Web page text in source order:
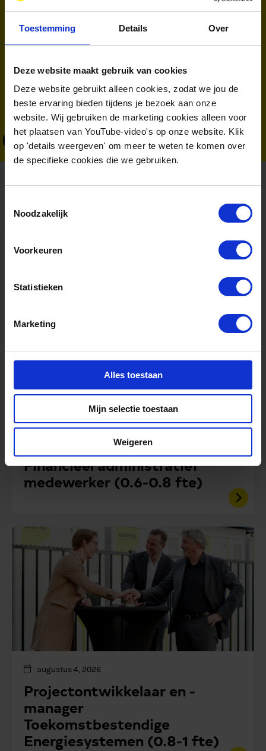
Toestemming Details Over
Deze website maakt gebruik van cookies
Deze website gebruikt alleen cookies, zodat we jou de
beste ervaring bieden tijdens je bezoek aan onze
website. Wij gebruiken de marketing cookies alleen voor
het plaatsen van YouTube-video's op onze website. Klik
op 'details weergeven' om meer te weten te komen over
de specifieke cookies die we gebruiken.
Noodzakelijk
Voorkeuren
Statistieken
Marketing
Alles toestaan
Mijn selectie toestaan
Weigeren
van onze cursussen. Daarbij zet ik mijn kennis en
netwerk in om professionals en organisaties te
verbinden met de juiste leer- en ontwikkelkansen
binnen de energiesector.
Expertises:Sales Relatiemanagement
Talentontwikkeling Detachering
Financieel administratief
medewerker (0.6-0.8 fte)
augustus 4, 2026
Projectontwikkelaar en -
manager
Toekomstbestendige
Energiesystemen (0.8-1 fte)